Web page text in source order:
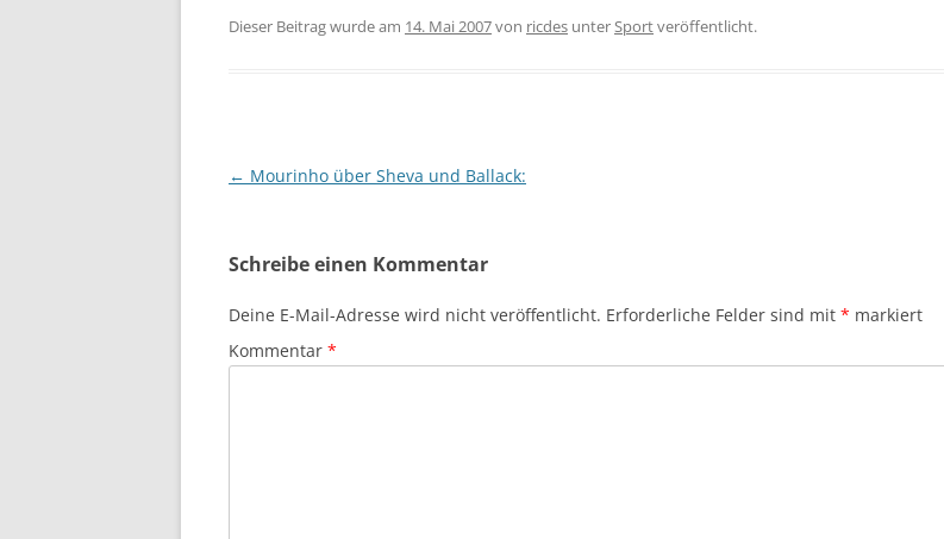
Dieser Beitrag wurde am 14. Mai 2007von ricdes unterSportveröffentlicht.
Beitragsnavigation
← Mourinho über Sheva und Ballack:
Schreibe einen Kommentar
Deine E-Mail-Adresse wird nicht veröffentlicht. Erforderliche Felder sind mit * markiert
Kommentar *